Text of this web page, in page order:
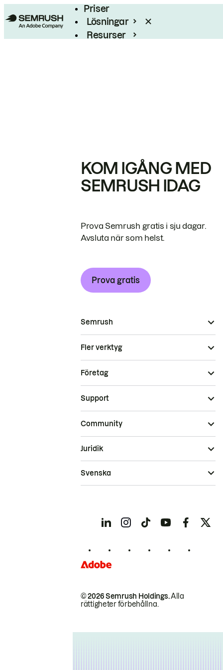
Priser
Lösningar
Resurser
KOM IGÅNG MED
SEMRUSH IDAG
Prova Semrush gratis i sju dagar.
Avsluta när som helst.
Prova gratis
Semrush
Fler verktyg
Företag
Support
Community
© 2026 Semrush Holdings.Alla
rättigheter förbehållna.
Juridik
Svenska